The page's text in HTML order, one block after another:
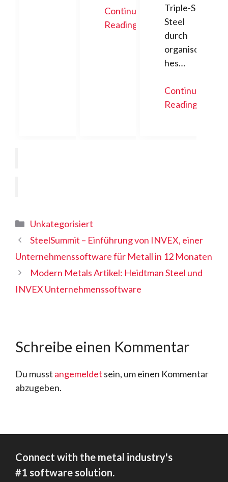
Continue
Reading
Triple-S
Steel
durch
organisc
hes…
Continue
Reading
Kategorien
Unkategorisiert
SteelSummit – Einführung von INVEX, einer
Unternehmenssoftware für Metall in 12 Monaten
Modern Metals Artikel: Heidtman Steel und
INVEX Unternehmenssoftware
Schreibe einen Kommentar
Du musst angemeldet sein, um einen Kommentar
abzugeben.
Connect with the metal industry's
#1 software solution.